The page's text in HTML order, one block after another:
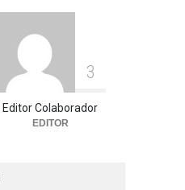
3
Editor Colaborador
EDITOR